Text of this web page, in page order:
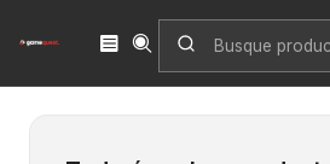
Inicio Singles
Anthologies